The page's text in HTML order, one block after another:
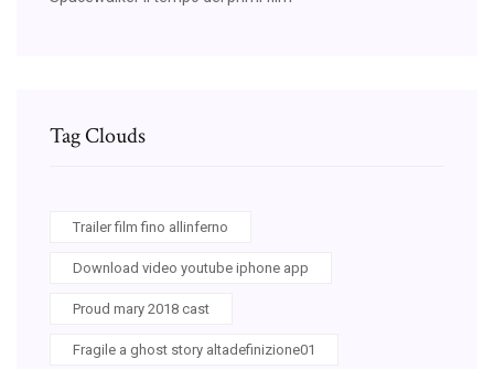
Tag Clouds
Trailer film fino allinferno
Download video youtube iphone app
Proud mary 2018 cast
Fragile a ghost story altadefinizione01